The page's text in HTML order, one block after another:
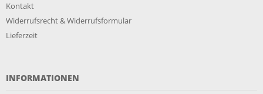
Kontakt
Widerrufsrecht & Widerrufsformular
Lieferzeit
INFORMATIONEN